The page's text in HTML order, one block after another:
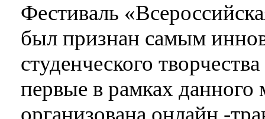
Фестиваль
был признан самым
студенческого
первые в рамках